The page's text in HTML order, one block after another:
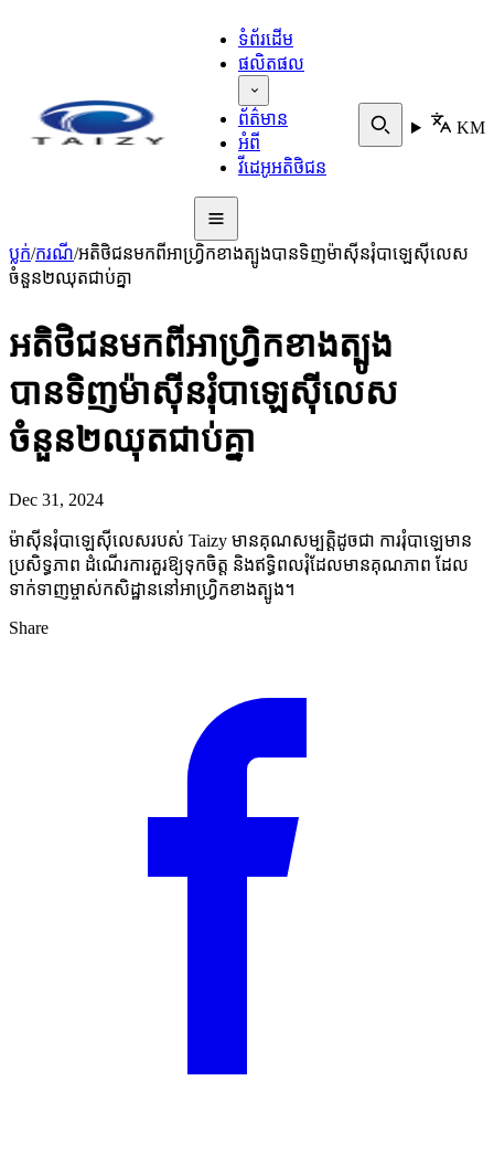
ទំព័រដើម
ផលិតផល
ព័ត៌មាន
អំពី
វីដេអូអតិថិជន
KM
ប្លក់/ករណី/អតិថិជនមកពីអាហ្វ្រិកខាងត្បូងបានទិញម៉ាស៊ីនរុំបាឡេស៊ីលេស
ចំនួន២ឈុតជាប់គ្នា
អតិថិជនមកពីអាហ្វ្រិកខាងត្បូង
បានទិញម៉ាស៊ីនរុំបាឡេស៊ីលេស
ចំនួន២ឈុតជាប់គ្នា
Dec 31, 2024
ម៉ាស៊ីនរុំបាឡេស៊ីលេសរបស់ Taizy មានគុណសម្បត្តិដូចជា ការរុំបាឡេមាន
ប្រសិទ្ធភាព ដំណើរការគួរឱ្យទុកចិត្ត និងឥទ្ធិពលរុំដែលមានគុណភាព ដែល
ទាក់ទាញម្ចាស់កសិដ្ឋាននៅអាហ្វ្រិកខាងត្បូង។
Share